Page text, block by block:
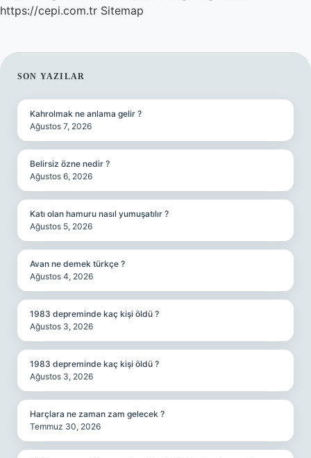
https://cepi.com.tr Sitemap
SIDEBAR
SON YAZILAR
Kahrolmak ne anlama gelir ?
Ağustos 7, 2026
Belirsiz özne nedir ?
Ağustos 6, 2026
Katı olan hamuru nasıl yumuşatılır ?
Ağustos 5, 2026
Avan ne demek türkçe ?
Ağustos 4, 2026
1983 depreminde kaç kişi öldü ?
Ağustos 3, 2026
1983 depreminde kaç kişi öldü ?
Ağustos 3, 2026
Harçlara ne zaman zam gelecek ?
Temmuz 30, 2026